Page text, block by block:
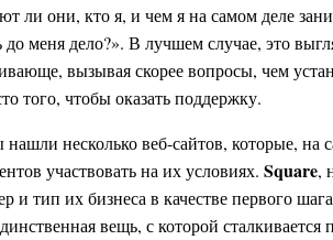
ли они, кто я, и чем я на самом деле
меня дело?». В лучшем случае, это
вызывая скорее вопросы, чем
того, чтобы оказать поддержку.
несколько веб-сайтов, которые, на
участвовать на их условиях. Square,
и тип их бизнеса в качестве первого
вещь, с которой сталкивается